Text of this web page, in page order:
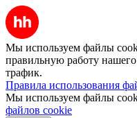
Мы используем файлы
правильную работу нашего
трафик.
Правила использования
Мы используем файлы
файлов cookie